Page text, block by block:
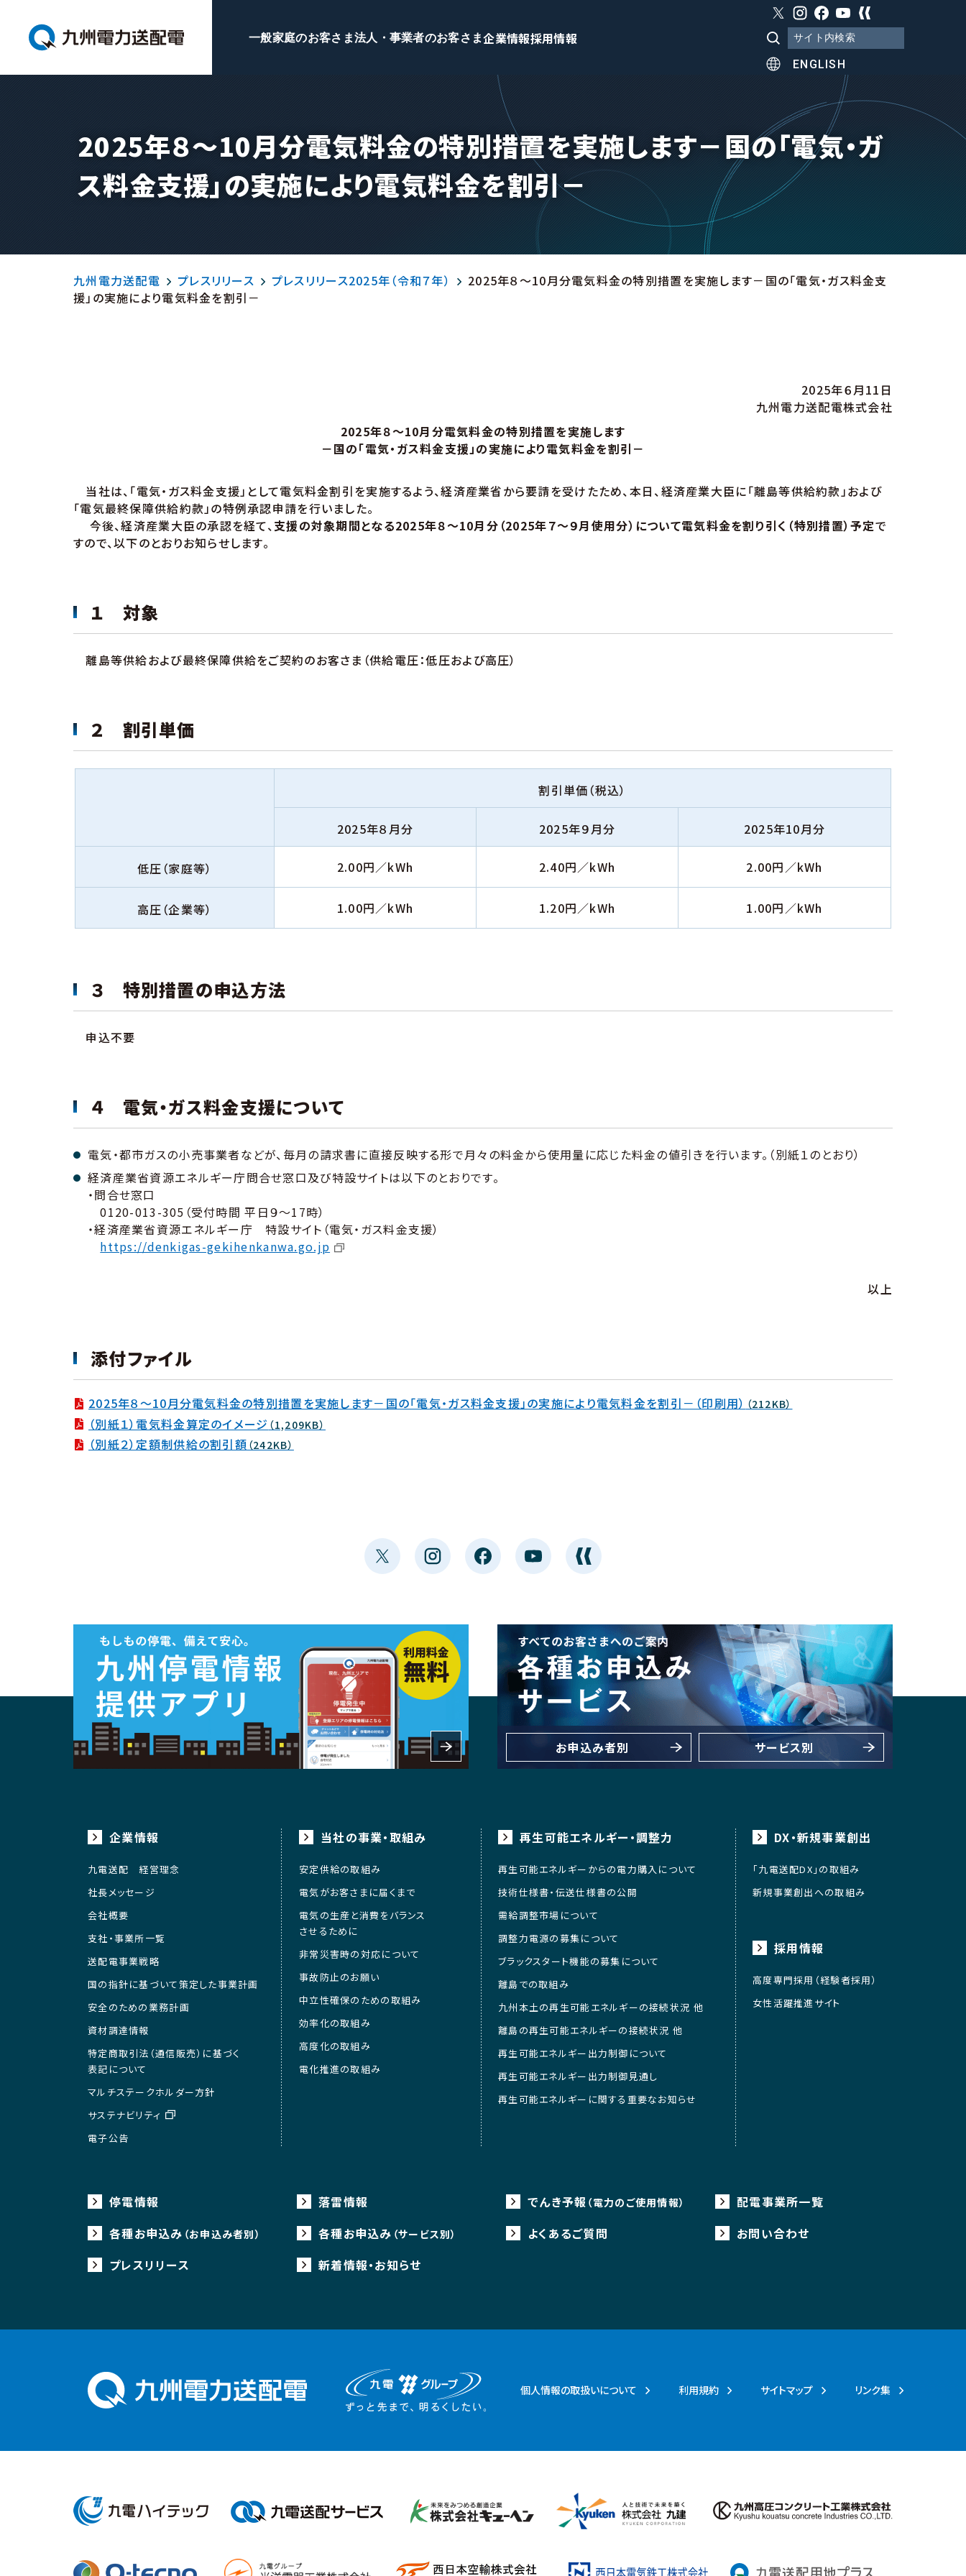
一般家庭のお客さま法人・事業者のお客さま企業情報採用情報
ENGLISH
2025年８～10月分電気料金の特別措置を実施します－国の「電気・ガ
ス料金支援」の実施により電気料金を割引－
九州電力送配電 プレスリリース プレスリリース2025年（令和７年）
2025年８～10月分電気料金の特別措置を実施します－国の「電気・ガス料金支
援」の実施により電気料金を割引－
2025年６月11日
九州電力送配電株式会社
2025年８～10月分電気料金の特別措置を実施します
－国の「電気・ガス料金支援」の実施により電気料金を割引－
当社は、「電気・ガス料金支援」として電気料金割引を実施するよう、経済産業省から要請を受けたため、本日、経済産業大臣に「離島等供給約款」および
「電気最終保障供給約款」の特例承認申請を行いました。
今後、経済産業大臣の承認を経て、支援の対象期間となる2025年８～10月分（2025年７～９月使用分）について電気料金を割り引く（特別措置）予定で
すので、以下のとおりお知らせします。
１ 対象
離島等供給および最終保障供給をご契約のお客さま（供給電圧：低圧および高圧）
２ 割引単価
割引単価（税込）
2025年８月分 2025年９月分 2025年10月分
低圧（家庭等） 2.00円／kWh 2.40円／kWh 2.00円／kWh
高圧（企業等） 1.00円／kWh 1.20円／kWh 1.00円／kWh
３ 特別措置の申込方法
申込不要
４ 電気・ガス料金支援について
電気・都市ガスの小売事業者などが、毎月の請求書に直接反映する形で月々の料金から使用量に応じた料金の値引きを行います。（別紙１のとおり）
経済産業省資源エネルギー庁問合せ窓口及び特設サイトは以下のとおりです。
・問合せ窓口
0120-013-305（受付時間 平日９～17時）
・経済産業省資源エネルギー庁 特設サイト（電気・ガス料金支援）
https://denkigas-gekihenkanwa.go.jp
以上
添付ファイル
2025年８～10月分電気料金の特別措置を実施します－国の「電気・ガス料金支援」の実施により電気料金を割引－（印刷用） （212KB）
（別紙１）電気料金算定のイメージ （1,209KB）
（別紙２）定額制供給の割引額 （242KB）
お申込み者別 サービス別
企業情報
九電送配 経営理念
社長メッセージ
会社概要
支社・事業所一覧
送配電事業戦略
国の指針に基づいて策定した事業計画
安全のための業務計画
資材調達情報
特定商取引法（通信販売）に基づく
表記について
マルチステークホルダー方針
サステナビリティ
電子公告
当社の事業・取組み
安定供給の取組み
電気がお客さまに届くまで
電気の生産と消費をバランス
させるために
非常災害時の対応について
事故防止のお願い
中立性確保のための取組み
効率化の取組み
高度化の取組み
電化推進の取組み
再生可能エネルギー・調整力
再生可能エネルギーからの電力購入について
技術仕様書・伝送仕様書の公開
需給調整市場について
調整力電源の募集について
ブラックスタート機能の募集について
離島での取組み
九州本土の再生可能エネルギーの接続状況 他
離島の再生可能エネルギーの接続状況 他
再生可能エネルギー出力制御について
再生可能エネルギー出力制御見通し
再生可能エネルギーに関する重要なお知らせ
DX・新規事業創出
「九電送配DX」の取組み
新規事業創出への取組み
採用情報
高度専門採用（経験者採用）
女性活躍推進サイト
停電情報 落雷情報 でんき予報 （電力のご使用情報）
配電事業所一覧
各種お申込み （お申込み者別） 各種お申込み （サービス別） よくあるご質問
お問い合わせ
プレスリリース
新着情報・お知らせ
個人情報の取扱いについて 利用規約 サイトマップ リンク集